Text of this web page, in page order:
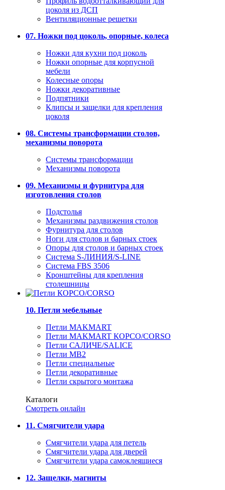
цоколя из ДСП
Вентиляционные решетки
07. Ножки под цоколь, опорные, колеса
Ножки для кухни под цоколь
Ножки опорные для корпусной
мебели
Колесные опоры
Ножки декоративные
Подпятники
Клипсы и защелки для крепления
цоколя
08. Системы трансформации столов,
механизмы поворота
Системы трансформации
Механизмы поворота
09. Механизмы и фурнитура для
изготовления столов
Подстолья
Механизмы раздвижения столов
Фурнитура для столов
Ноги для столов и барных стоек
Опоры для столов и барных стоек
Система S-ЛИНИЯ/S-LINE
Система FBS 3506
Кронштейны для крепления
столешницы
10. Петли мебельные
Петли MAKMART
Петли MAKMART КОРСО/CORSO
Петли САЛИЧЕ/SALICE
Петли MB2
Петли специальные
Петли декоративные
Петли скрытого монтажа
Каталоги
Смотреть онлайн
11. Смягчители удара
Смягчители удара для петель
Смягчители удара для дверей
Cмягчители удара самоклеящиеся
12. Защелки, магниты